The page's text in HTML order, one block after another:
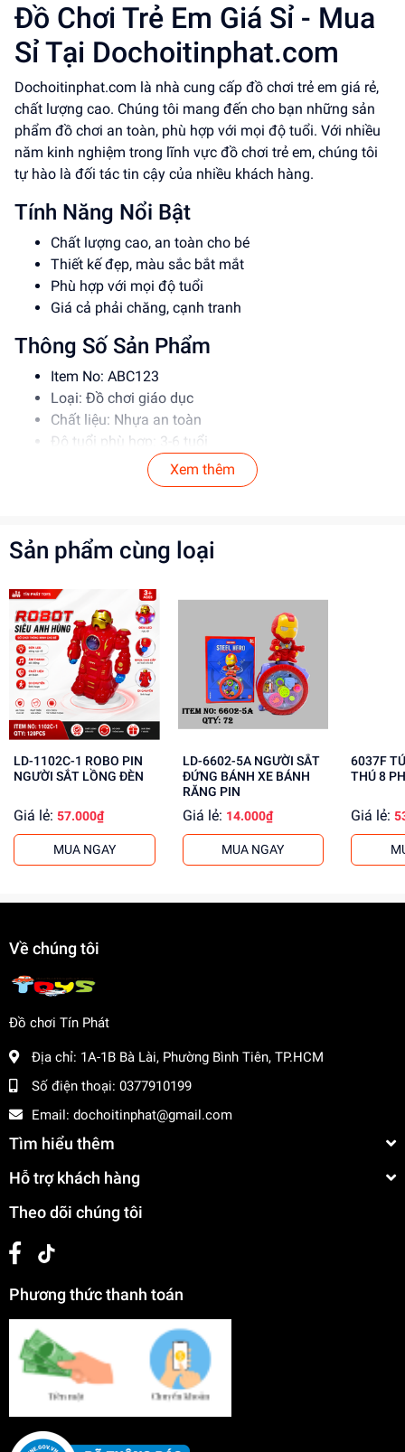
Đồ Chơi Trẻ Em Giá Sỉ - Mua
Sỉ Tại Dochoitinphat.com
Dochoitinphat.com là nhà cung cấp đồ chơi trẻ em giá rẻ,
chất lượng cao. Chúng tôi mang đến cho bạn những sản
phẩm đồ chơi an toàn, phù hợp với mọi độ tuổi. Với nhiều
năm kinh nghiệm trong lĩnh vực đồ chơi trẻ em, chúng tôi
tự hào là đối tác tin cậy của nhiều khách hàng.
Tính Năng Nổi Bật
Chất lượng cao, an toàn cho bé
Thiết kế đẹp, màu sắc bắt mắt
Phù hợp với mọi độ tuổi
Giá cả phải chăng, cạnh tranh
Thông Số Sản Phẩm
Item No: ABC123
Loại: Đồ chơi giáo dục
Chất liệu: Nhựa an toàn
Độ tuổi phù hợp: 3-6 tuổi
Hướng Dẫn Sử Dụng
Tránh để bé nuốt phải các bộ phận nhỏ
Lợi Ích Phát Triển
Phát triển tư duy sáng tạo
Rèn luyện kỹ năng phối hợp
Tăng cường khả năng tập trung
Mua ngay tạidochoitinphat.com, chúng tôi cung cấp giá sỉ
cho khách buôn. Liên hệ với chúng tôi để biết thêm thông
tin!
Xem thêm
Sản phẩm cùng loại
LD-1102C-1 ROBO PIN
NGƯỜI SẮT LỒNG ĐÈN
Giá lẻ: 57.000₫
MUA NGAY
LD-6602-5A NGƯỜI SẮT
ĐỨNG BÁNH XE BÁNH
RĂNG PIN
Giá lẻ: 14.000₫
MUA NGAY
6037F
THÚ 8
Giá lẻ:
Về chúng tôi
Đồ chơi Tín Phát
Địa chỉ: 1A-1B Bà Lài, Phường Bình Tiên, TP.HCM
Số điện thoại: 0377910199
Email: dochoitinphat@gmail.com
Tìm hiểu thêm
Hỗ trợ khách hàng
Theo dõi chúng tôi
Phương thức thanh toán